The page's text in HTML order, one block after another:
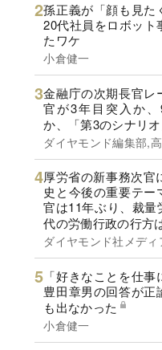
孫正義が「顔も見た
20代社員をロボット
たワケ
小倉健一
金融庁の次期長官
官が3年目突入か
か、「第3のシナリ
ダイヤモンド編集部,
厚労省の新事務次官
史と今後の重要テ
官は11年ぶり、裁
代の労働行政の行方
ダイヤモンド社メデ
「好きなことを仕
豊田章男の回答が正
も出なかった
小倉健一